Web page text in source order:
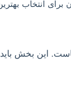
انتخاب
این بخش